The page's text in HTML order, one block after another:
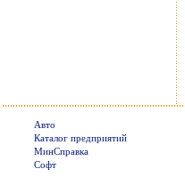
Авто
Каталог предприятий
МинСправка
Софт